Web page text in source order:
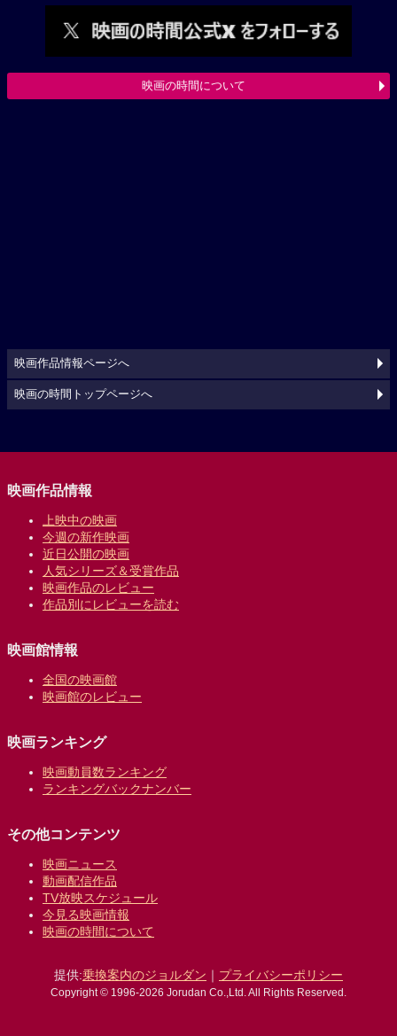
映画の時間について
映画作品情報ページへ
映画の時間トップページへ
映画作品情報
上映中の映画
今週の新作映画
近日公開の映画
人気シリーズ＆受賞作品
映画作品のレビュー
作品別にレビューを読む
映画館情報
全国の映画館
映画館のレビュー
映画ランキング
映画動員数ランキング
ランキングバックナンバー
その他コンテンツ
映画ニュース
動画配信作品
TV放映スケジュール
今見る映画情報
映画の時間について
提供:乗換案内のジョルダン ｜ プライバシーポリシー
Copyright © 1996-2026 Jorudan Co.,Ltd. All Rights Reserved.